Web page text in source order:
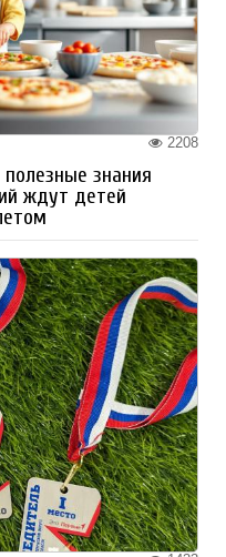
2208
знания
ждут детей